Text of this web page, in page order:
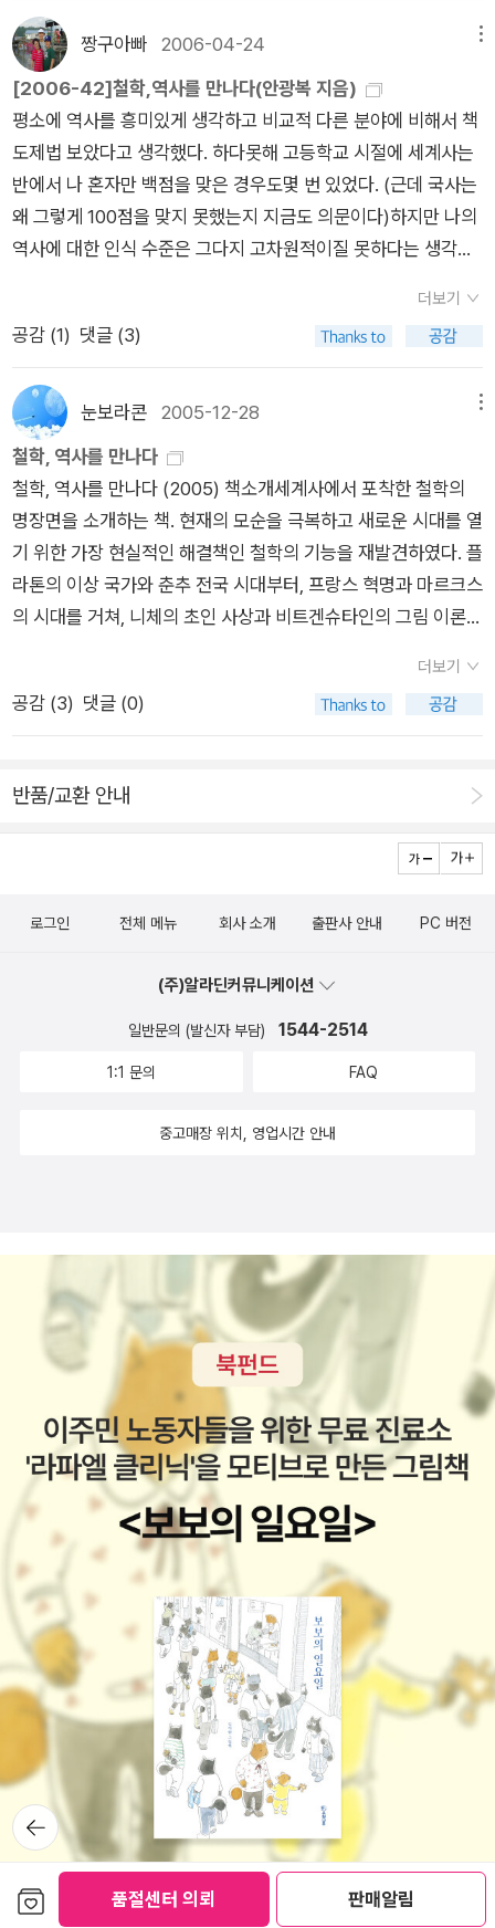
품절센터 의뢰 판매알림
수겠지만), 빈 서판(tabla rosa)라고 되어 있는데, 이는 빈 서판(t
abla rasa)라고 해야 할 듯.
>을 선택했는데, 아직 책꽂이에 <철학 콘서트>나 <철학, 역사
를 만나다>, <아무도 기획하지 않은 자유>,<당신의 그림자가
울고있다>가 줄서서 읽어주기를 기다리고 있어서 언제쯤 읽게
될 지는 나 자신도 모르겠다. 어느 날 불쑥 손이 가는대로 읽는
수 밖에. 엄마로서 고른 책도 있다. 이제 슬슬 비니의 한글 배
우기에 대해 관심을 가져야 할 것 같아서 <한글아, 놀자>를 골랐
고, 아이들과의 미술관 나들이에 대한 자세를 가다듬고자 <나는
야 꼬마 큐레이터>를 골랐다. 그리고 아이들 글짓기 교육에 대
한 이야기를 담을 책으로 <프리덤 라이터스 다이어리>를 골랐
다. 그저 내 관심을 따라 선택한 책은 <끄르일로프 우화집>이
게 있었는데 거기에 소개된 세 권의 우화집 중에 하나다. 읽어보
고 더 관심이 가면 나머지도 구입해볼까 한다. 그 외에 내가 읽어
내야 하는 책은 <우리가 정말 알아야 할 우리 선비>,<비슷한 것
은 가짜다>, <페스트푸드의 제국>이 있다. 이럴 때보면 책을
읽는다는 게 좀 추하게 느껴진다. 읽어야 할 책을 잔뜩 쌓아놓고
노려보고 있는 내 꼴이라니.. 읽고 싶을 때마다 한 권, 한 권.. 차
분하게 욕심없이 읽어가는 맑은 모습과는 너무 거리가 먼 나를 발
견하게 돼서, 왠지 옆에 까스활명수라도 갖다 놓고 책을 읽어야
게 페이퍼의 한 면을 빌어 주절주절거리며 읽어야 할 책을 모아
읽겠다는 작심이다. 옆지기가 선심을 써서 책을 사주겠다고 하는
바람에 읽어야할 책이 확 늘어나 버린 것도 있지만, 결국은 다 내
욕심 탓이다. 읽을 책이 많음은 분명 행복하고 즐겁고 기쁜 일인
불편하다.
짱구아빠 2006-04-24
[2006-42]철학,역사를 만나다(안광복 지음)
평소에 역사를 흥미있게 생각하고 비교적 다른 분야에 비해서 책
도제법 보았다고 생각했다. 하다못해 고등학교 시절에 세계사는
반에서 나 혼자만 백점을 맞은 경우도몇 번 있었다. (근데 국사는
왜 그렇게 100점을 맞지 못했는지 지금도 의문이다)하지만 나의
역사에 대한 인식 수준은 그다지 고차원적이질 못하다는 생각이
잘 맞히는 '팩트'에만강한 측면이 있으며,'史觀'이랄까 하는 역사
전반을 바라보는 일관된 논리를 갖지는 못했다. 역사적 유물론에
해 보면별로 잘 들어맞는 것 같지도 않고, 실증주의 사학은 식민
사관이라는 이야기를 귀에 못이 박히도록 들어서인지 친근감이
가지 않고, 우리 민족의 우수성과 평화정신을 강조하는 민족주의
사관은 '세상에 우리만 잘 났냐?' 내지는 '솔직히 세계 역사에서
우리가 내세울게 뭐 얼마나 있나?' 라는 생각에서 별로 호감이 가
지 않는다.<철학,역사를 만나다>의 저자는 씨줄과 날줄이라는
표현으로 철학 + 역사의 만남을 시도하고 있다.파편화된 역사적
사실(팩트)들을 철학으로 엮고, 추상적인 철학을 역사라는 렌즈
로 구체화하는시도를 하고 있다. 중간 정도 읽고 있는 현재까지
그럭저럭 공감하면서 읽고는 있으나, 역사나 철학모두 표피적인
더보기
공감 (1) 댓글 (3)
눈보라콘 2005-12-28
철학, 역사를 만나다
철학, 역사를 만나다 (2005) 책소개세계사에서 포착한 철학의
명장면을 소개하는 책. 현재의 모순을 극복하고 새로운 시대를 열
기 위한 가장 현실적인 해결책인 철학의 기능을 재발견하였다. 플
라톤의 이상 국가와 춘추 전국 시대부터, 프랑스 혁명과 마르크스
의 시대를 거쳐, 니체의 초인 사상과 비트겐슈타인의 그림 이론에
살펴보고 있다. 이 책은 철학에 '역사'라는 온기를 불어넣어 생생
하게 되살려냄으로써, 쉽고 재미있게 철학과 역사를 함께 이해할
관련된 철학의 개념들, 후대에 미친 영향 등을 좀더 깊이 탐구할
수 있도록 하였다. 또한 그림과 사진을 적절히 배치하여 역사적
올해의 유행경향이 심리였다면 2006년에는 올해 하반기부터 출
다. 특히 철학과 역사, 철학과 문화, 철학과 영화 등... 독자들에게
보다 쉽고 흥미롭게 다가서려는 철학책들이 많이 나올 듯 하다.
이 참에 철학책 한 권 잘 골라서 읽어봐야겠다.
더보기
공감 (3) 댓글 (0)
반품/교환 안내
뒤로가
기
로그인 전체 메뉴 회사 소개 출판사 안내 PC 버전
(주)알라딘커뮤니케이션
일반문의 (발신자 부담) 1544-2514
1:1 문의 FAQ
중고매장 위치, 영업시간 안내